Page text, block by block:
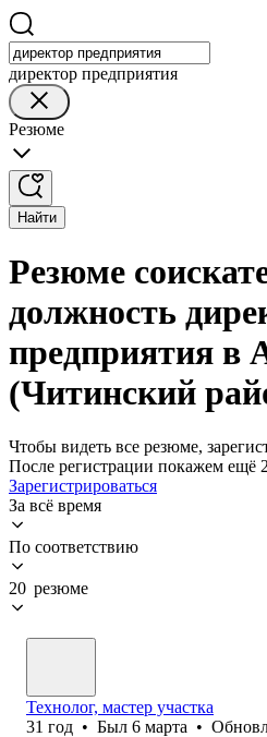
директор предприятия
Резюме
Найти
Резюме
должность
предприятия в
(Читинский
Чтобы видеть все резюме,
После регистрации покажем ещё
Зарегистрироваться
За всё время
По соответствию
20 резюме
Технолог, мастер участка
31 год • Был 6 марта •